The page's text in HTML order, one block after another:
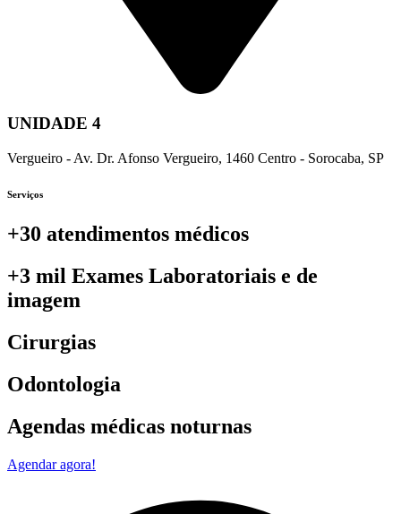
UNIDADE 4
Vergueiro - Av. Dr. Afonso Vergueiro, 1460 Centro - Sorocaba, SP
Serviços
+30 atendimentos médicos
+3 mil Exames Laboratoriais e de
imagem
Cirurgias
Odontologia
Agendas médicas noturnas
Agendar agora!